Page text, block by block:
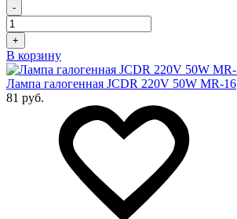
-
+
В корзину
Лампа галогенная JCDR 220V 50W MR-16
81 руб.